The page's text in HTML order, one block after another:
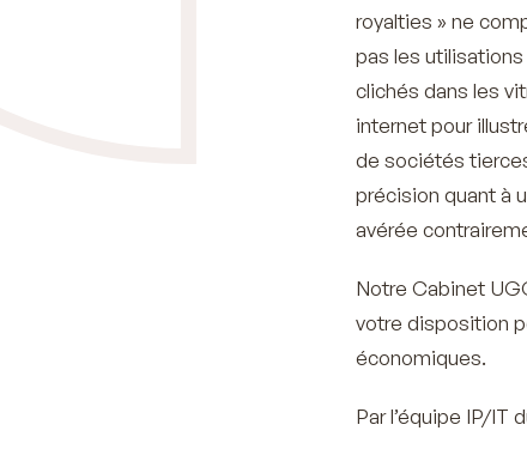
royalties » ne
pas les
clichés dans les
internet pour
de sociétés
précision quant à
avérée
Notre Cabinet
votre disposition
économiques.
Par l’équipe IP/IT